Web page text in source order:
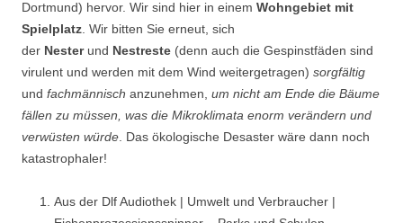
Dortmund) hervor. Wir sind hier in einem Wohngebiet mit
Spielplatz . Wir bitten Sie erneut, sich
der Nesterund Nestreste (denn auch die Gespinstfäden sind
virulent und werden mit dem Wind weitergetragen) sorgfältig
und fachmännisch anzunehmen, um nicht am Ende die Bäume
fällen zu müssen, was die Mikroklimata enorm verändern und
verwüsten würde . Das ökologische Desaster wäre dann noch
katastrophaler!
Aus der Dlf Audiothek | Umwelt und Verbraucher |